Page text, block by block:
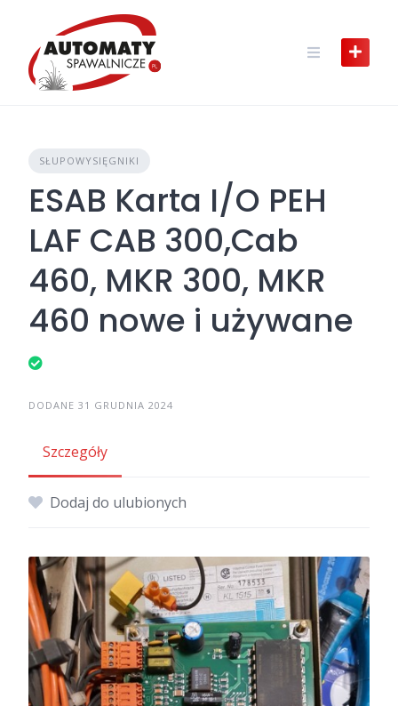
content
SŁUPOWYSIĘGNIKI
ESAB Karta I/O PEH
LAF CAB 300,Cab
460, MKR 300, MKR
460 nowe i używane
DODANE 31 GRUDNIA 2024
Szczegóły
Dodaj do ulubionych